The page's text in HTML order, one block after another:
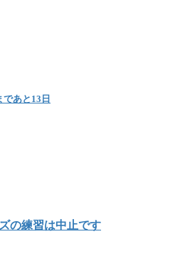
あと13日
の練習は中止です